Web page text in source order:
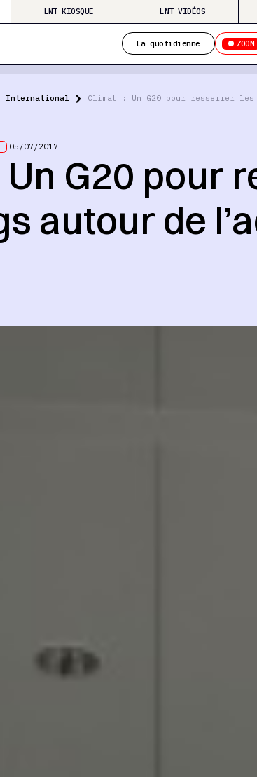
LNT KIOSQUE LNT VIDÉOS
La quotidienne ZOOM
International Climat : Un G20 pour resserrer
05/07/2017
Un G20 pour
autour de